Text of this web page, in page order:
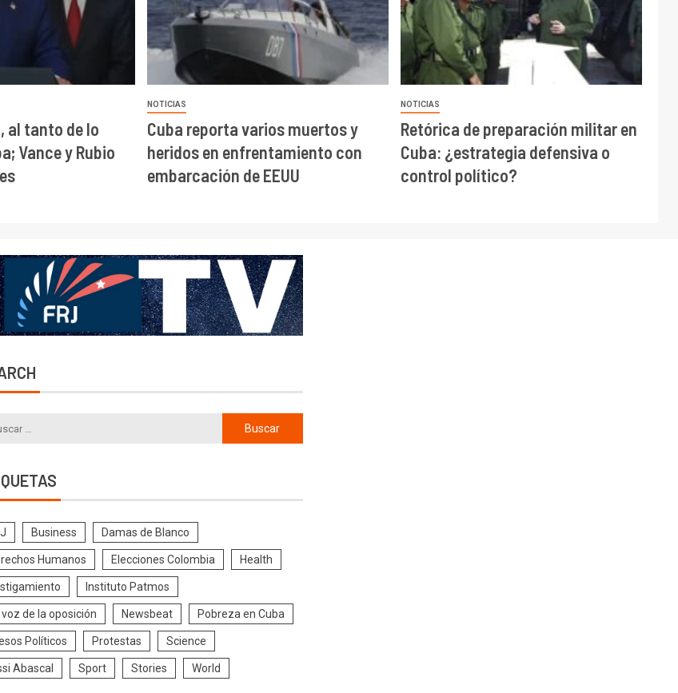
al tanto de lo
Vance y Rubio
NOTICIAS
Cuba reporta varios muertos y
heridos en enfrentamiento con
embarcación de EEUU
NOTICIAS
Retórica de preparación militar en
Cuba: ¿estrategia defensiva o
control político?
Business Damas de Blanco
Humanos Elecciones Colombia Health
Instituto Patmos
voz de la oposición Newsbeat Pobreza en Cuba
Políticos Protestas Science
Abascal Sport Stories World